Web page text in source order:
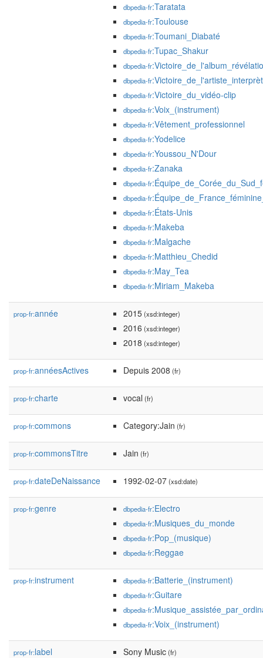
dbpedia-fr:Taratata
dbpedia-fr:Toulouse
dbpedia-fr:Toumani_Diabaté
dbpedia-fr:Tupac_Shakur
dbpedia-fr
dbpedia-fr
dbpedia-fr:Victoire_du_vidéo-clip
dbpedia-fr:Voix_(instrument)
dbpedia-fr:Vêtement_professionnel
dbpedia-fr:Yodelice
dbpedia-fr:Youssou_N'Dour
dbpedia-fr:Zanaka
dbpedia-fr
dbpedia-fr
dbpedia-fr:États-Unis
dbpedia-fr:Makeba
dbpedia-fr:Malgache
dbpedia-fr:Matthieu_Chedid
dbpedia-fr:May_Tea
dbpedia-fr:Miriam_Makeba
prop-fr:année 2015(xsd:integer)
2016 (xsd:integer)
2018 (xsd:integer)
prop-fr:annéesActives Depuis 2008 (fr)
prop-fr:charte vocal (fr)
prop-fr:commons Category:Jain (fr)
prop-fr:commonsTitre Jain (fr)
prop-fr:dateDeNaissance 1992-02-07(xsd:date)
prop-fr:genre dbpedia-fr:Electro
dbpedia-fr:Musiques_du_monde
dbpedia-fr:Pop_(musique)
dbpedia-fr:Reggae
prop-fr:instrument dbpedia-fr:Batterie_(instrument)
dbpedia-fr:Guitare
dbpedia-fr
dbpedia-fr:Voix_(instrument)
prop-fr:label Sony Music(fr)